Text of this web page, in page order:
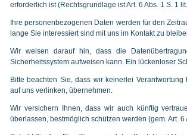
erforderlich ist (Rechtsgrundlage ist Art. 6 Abs. 1 S. 1
Ihre personenbezogenen Daten werden für den
lange Sie interessiert sind mit uns im Kontakt zu
Wir weisen darauf hin, dass die
Sicherheitssystem aufweisen kann. Ein lückenloser
Bitte beachten Sie, dass wir keinerlei
auf uns verlinken, übernehmen.
Wir versichern Ihnen, dass wir auch künftig
überlassen, bestmöglich schützen werden (gem. Art. 6